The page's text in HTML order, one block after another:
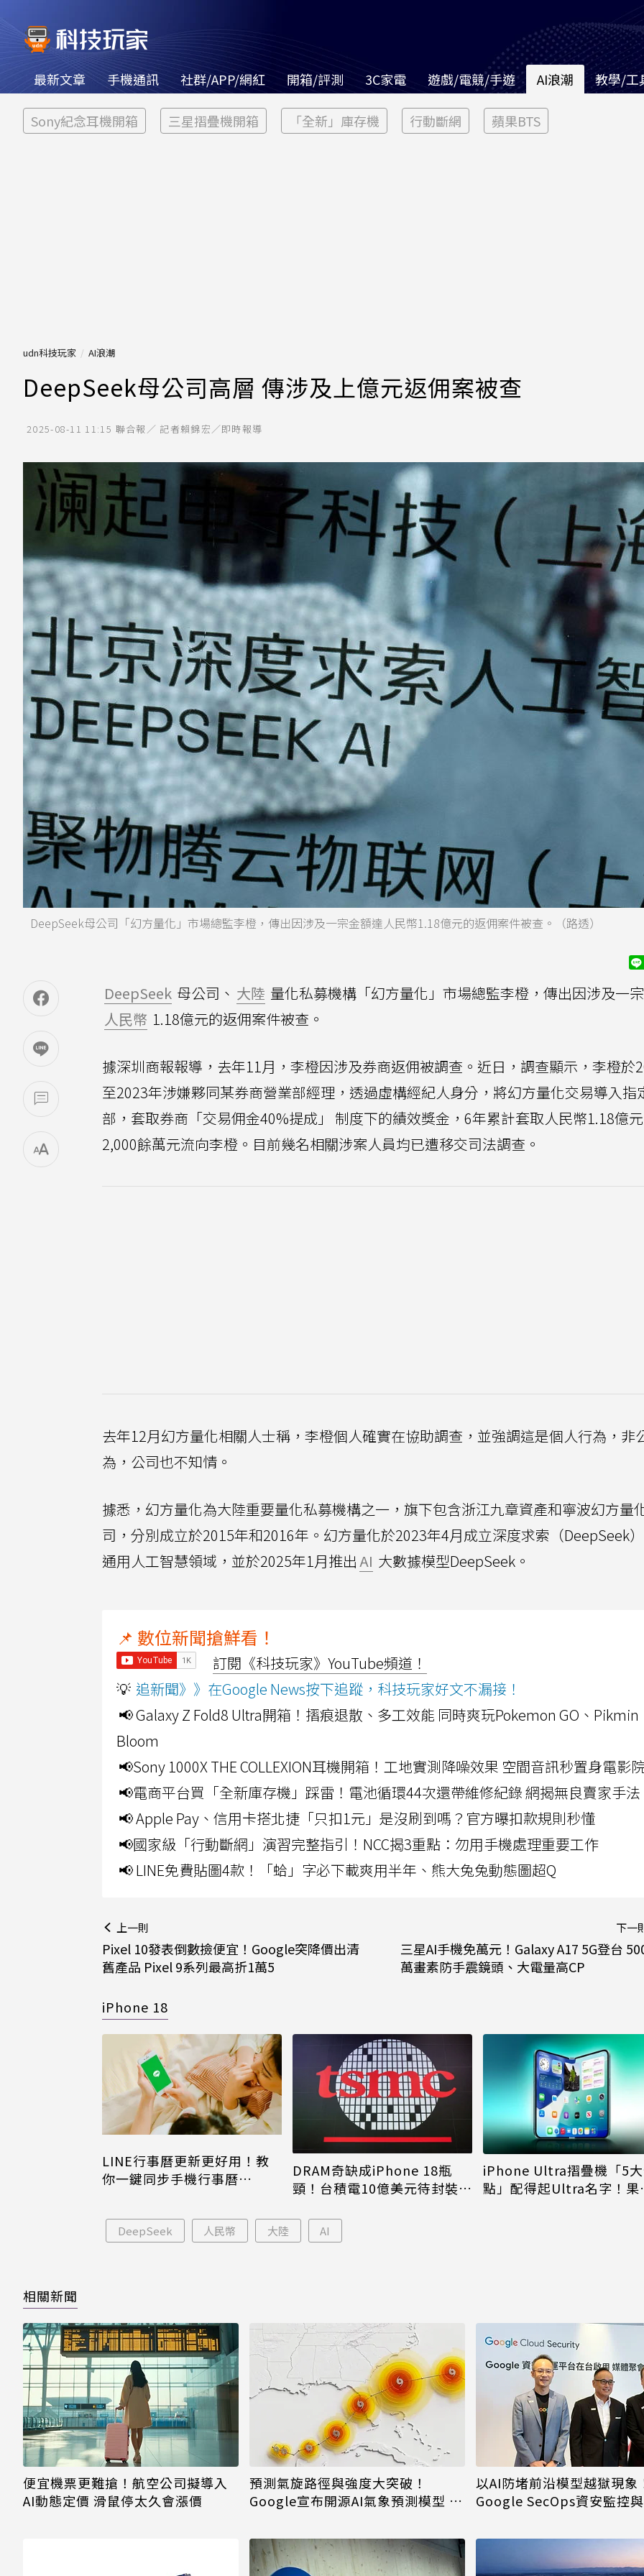
最新文章 手機通訊 社群/APP/網紅 開箱/評測 3C家電 遊戲/電競/手遊 AI浪潮 教學/工
Sony紀念耳機開箱 三星摺疊機開箱 「全新」庫存機 行動斷網 蘋果BTS
udn科技玩家 AI浪潮
DeepSeek母公司高層 傳涉及上億元返佣案被查
2025-08-11 11:15 聯合報／ 記者賴錦宏／即時報導
DeepSeek母公司「幻方量化」市場總監李橙，傳出因涉及一宗金額達人民幣1.18億元的返佣案件被查。（路透）
DeepSeek 母公司、 大陸 量化私募機構「幻方量化」市場總監李橙，傳出因涉及一
人民幣 1.18億元的返佣案件被查。
據深圳商報報導，去年11月，李橙因涉及券商返佣被調查。近日，調查顯示，李橙於
至2023年涉嫌夥同某券商營業部經理，透過虛構經紀人身分，將幻方量化交易導入指
部，套取券商「交易佣金40%提成」 制度下的績效獎金，6年累計套取人民幣1.18億
2,000餘萬元流向李橙。目前幾名相關涉案人員均已遭移交司法調查。
去年12月幻方量化相關人士稱，李橙個人確實在協助調查，並強調這是個人行為，非
為，公司也不知情。
據悉，幻方量化為大陸重要量化私募機構之一，旗下包含浙江九章資產和寧波幻方量
司，分別成立於2015年和2016年。幻方量化於2023年4月成立深度求索（DeepSeek
通用人工智慧領域，並於2025年1月推出AI 大數據模型DeepSeek。
📌 數位新聞搶鮮看！
訂閱《科技玩家》YouTube頻道！
💡 追新聞》》在Google News按下追蹤，科技玩家好文不漏接！
📢 Galaxy Z Fold8 Ultra開箱！摺痕退散、多工效能 同時爽玩Pokemon GO、Pikmin
Bloom
📢Sony 1000X THE COLLEXION耳機開箱！工地實測降噪效果 空間音訊秒置身電影
📢電商平台買「全新庫存機」踩雷！電池循環44次還帶維修紀錄 網揭無良賣家手法
📢 Apple Pay、信用卡搭北捷「只扣1元」是沒刷到嗎？官方曝扣款規則秒懂
📢國家級「行動斷網」演習完整指引！NCC揭3重點：勿用手機處理重要工作
📢 LINE免費貼圖4款！「蛤」字必下載爽用半年、熊大兔兔動態圖超Q
上一則
Pixel 10發表倒數撿便宜！Google突降價出清
舊產品 Pixel 9系列最高折1萬5
下一
三星AI手機免萬元！Galaxy A17 5G登台
萬畫素防手震鏡頭、大電量高CP
iPhone 18
LINE行事曆更新更好用！教
你一鍵同步手機行事曆
DRAM奇缺成iPhone 18瓶
頸！台積電10億美元待封裝晶
iPhone Ultra摺疊機「5
點」配得起Ultra名字！果
DeepSeek 人民幣 大陸 AI
相關新聞
便宜機票更難搶！航空公司擬導入
AI動態定價 滑鼠停太久會漲價
預測氣旋路徑與強度大突破！
Google宣布開源AI氣象預測模型 助
以AI防堵前沿模型越獄現象
Google SecOps資安監控